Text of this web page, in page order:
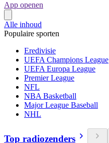
App openen
Alle inhoud
Populaire sporten
Eredivisie
UEFA Champions League
UEFA Europa League
Premier League
NFL
NBA Basketball
Major League Baseball
NHL
Top radiozenders